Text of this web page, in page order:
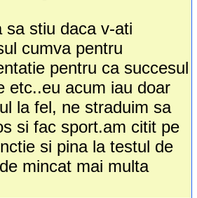
sa stiu daca v-ati
cumva pentru
pentru ca succesul
etc..eu acum iau doar
la fel, ne straduim sa
si fac sport.am citit pe
si pina la testul de
mincat mai multa